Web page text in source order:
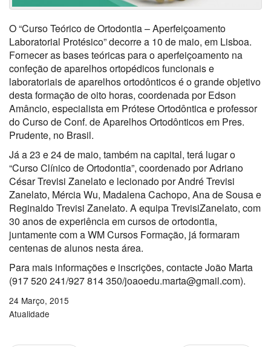
O “Curso Teórico de Ortodontia – Aperfeiçoamento
Laboratorial Protésico” decorre a 10 de maio, em Lisboa.
Fornecer as bases teóricas para o aperfeiçoamento na
confeção de aparelhos ortopédicos funcionais e
laboratoriais de aparelhos ortodônticos é o grande objetivo
desta formação de oito horas, coordenada por Edson
Amâncio, especialista em Prótese Ortodôntica e professor
do Curso de Conf. de Aparelhos Ortodônticos em Pres.
Prudente, no Brasil.
Já a 23 e 24 de maio, também na capital, terá lugar o
“Curso Clínico de Ortodontia”, coordenado por Adriano
César Trevisi Zanelato e lecionado por André Trevisi
Zanelato, Mércia Wu, Madalena Cachopo, Ana de Sousa e
Reginaldo Trevisi Zanelato. A equipa TrevisiZanelato, com
30 anos de experiência em cursos de ortodontia,
juntamente com a WM Cursos Formação, já formaram
centenas de alunos nesta área.
Para mais informações e inscrições, contacte João Marta
(917 520 241/927 814 350/joaoedu.marta@gmail.com).
24 Março, 2015
Atualidade